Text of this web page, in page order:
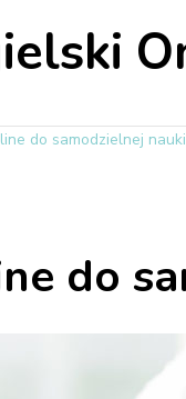
do samodzielnej nauki
do